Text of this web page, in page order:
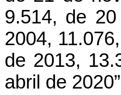
9.514, de
2004,
de 2013,
abril de